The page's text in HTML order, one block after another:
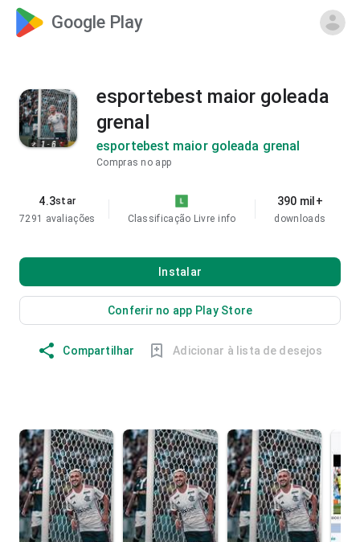
Google Play
esportebest maior goleada
grenal
esportebest maior goleada grenal
Compras no app
4.3star
7291 avaliações
Classificação Livre info
390 mil+
downloads
Instalar
Conferir no app Play Store
Compartilhar Adicionar à lista de desejos